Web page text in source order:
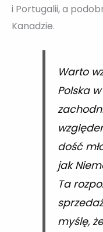
i Portugalii, a
Kanadzie.
Warto
Polska
dość
jak
Ta
myślę,